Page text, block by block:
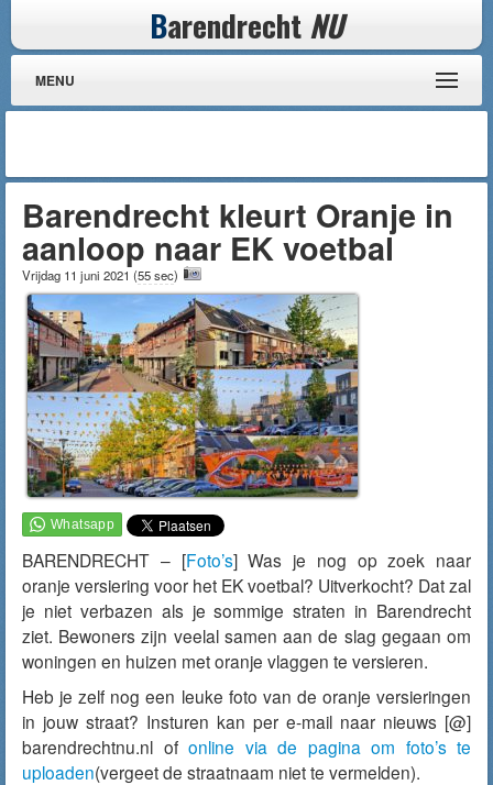
Barendrecht NU
MENU
Barendrecht kleurt Oranje in
aanloop naar EK voetbal
Vrijdag 11 juni 2021 (55 sec)
BARENDRECHT – [Foto’s] Was je nog op zoek naar
oranje versiering voor het EK voetbal? Uitverkocht? Dat zal
je niet verbazen als je sommige straten in Barendrecht
ziet. Bewoners zijn veelal samen aan de slag gegaan om
woningen en huizen met oranje vlaggen te versieren.
Heb je zelf nog een leuke foto van de oranje versieringen
in jouw straat? Insturen kan per e-mail naar nieuws [@]
barendrechtnu.nl of online via de pagina om foto’s te
uploaden(vergeet de straatnaam niet te vermelden).